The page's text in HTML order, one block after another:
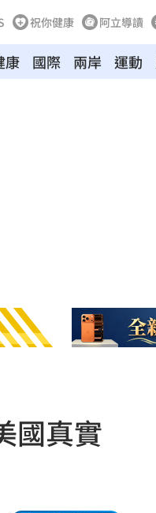
祝你健康 阿立導讀
康 國際 兩岸 運動
國真實